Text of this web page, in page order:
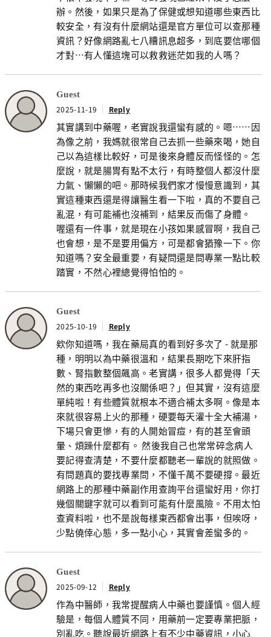
辦。然後，如果只是為了保健或想知道哪些東西比
較安全，有沒有什麼網站還是官方單位可以查那種
資訊？好像網路亂七八糟訊息超多，到底要信哪個
才對…有人懂這塊可以救救迷茫如我的人嗎？
Guest
2025-11-19 Reply
其實講到中藥喔，老實說我還蠻有感的。嗯……因
為像之前，我媽就很常自己去抓一些藥來喝，她自
己以為這樣比較好，可是後來身體反而怪怪的。怎
麼說，就是腸胃有點不太行，有時整個人都沒什麼
力氣、懶懶的吧。那時候我們家才慢慢意識到，其
實這種東西還是得讓醫生看一下啦，真的不要自己
亂混，有可能補也沒補到，結果反而傷了身體。
喔還有一件事，就是現在小孩如果感冒啊，我自己
也會想，是不是要用偏方，可是都會猶豫一下。你
知道嗎？安全最重要，有疑問還是問專業一點比較
踏實，不然心裡總覺得怕怕的。
Guest
2025-10-19 Reply
欸你知道嗎，我在藥局真的看到好多次了 - 就是那
種，明明以為中藥很溫和，結果長期吃下來肝指
數、腎指數整個飆高。老實講，很多人都覺得「天
然的東西吃再多也沒關係吧？」但其實，沒有這麼
單純啦！有些體質就根本不適合補太多啊。像是本
來就很容易上火的那種，硬要每天灌十全大補湯，
下場只會更慘，有的人開始冒痘，有的甚至會頭
暈、煩躁什麼都有。 然後我自己也常常碎念病人
要記得查清楚，不要什麼都聽老一輩說的就照做。
有問題真的要找專業問，不懂千萬不要硬撐。最近
網路上的那種中藥副作用查詢平台還蠻好用，你打
幾個關鍵字就可以看到可能有什麼風險。不用太怕
查資料啦，也不是說每樣東西都會出事，但唉呀，
少點僥倖心態，多一點小心，其實會差蠻多的。
Guest
2025-09-12 Reply
作為中醫師，我常提醒病人中藥也要謹慎。個人經
驗是，每個人體質不同，用藥前一定要專業把脈，
別亂吃。聽說最近網路上有不少中藥資訊，小心